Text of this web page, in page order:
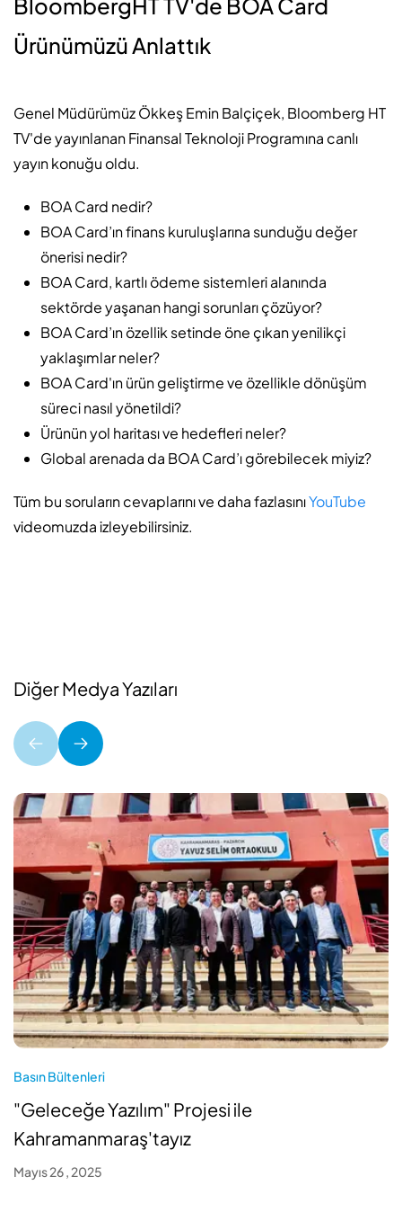
BloombergHT TV'de BOA Card
Ürünümüzü Anlattık
Genel Müdürümüz Ökkeş Emin Balçiçek, Bloomberg HT
TV'de yayınlanan Finansal Teknoloji Programına canlı
yayın konuğu oldu.
BOA Card nedir?
BOA Card’ın finans kuruluşlarına sunduğu değer
önerisi nedir?
BOA Card, kartlı ödeme sistemleri alanında
sektörde yaşanan hangi sorunları çözüyor?
BOA Card’ın özellik setinde öne çıkan yenilikçi
yaklaşımlar neler?
BOA Card'ın ürün geliştirme ve özellikle dönüşüm
süreci nasıl yönetildi?
Ürünün yol haritası ve hedefleri neler?
Global arenada da BOA Card’ı görebilecek miyiz?
Tüm bu soruların cevaplarını ve daha fazlasınıYouTube
videomuzda izleyebilirsiniz.
Diğer Medya Yazıları
Basın Bültenleri
"Geleceğe Yazılım" Projesi ile
Kahramanmaraş'tayız
Mayıs 26 , 2025